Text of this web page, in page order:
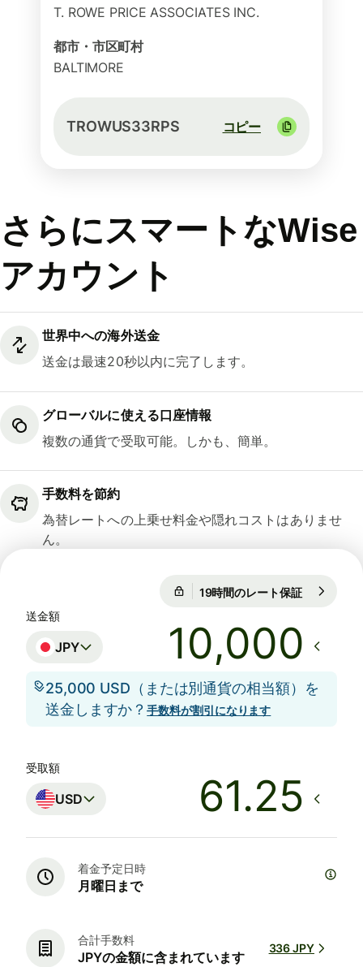
T. ROWE PRICE ASSOCIATES INC.
都市・市区町村
BALTIMORE
TROWUS33RPS コピー
さらにスマートなWise
アカウント
世界中への海外送金
送金は最速20秒以内に完了します。
グローバルに使える口座情報
複数の通貨で受取可能。しかも、簡単。
手数料を節約
為替レートへの上乗せ料金や隠れコストはありませ
ん。
19時間のレート保証
送金額
JPY
25,000 USD（または別通貨の相当額）を
送金しますか？手数料が割引になります
受取額
USD
着金予定日時
月曜日まで
合計手数料
JPYの金額に含まれています
336 JPY